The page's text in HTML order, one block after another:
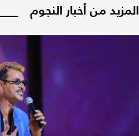
المزيد من أخبار النجوم